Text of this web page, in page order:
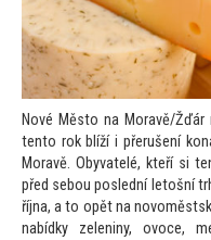
Nové Město na Moravě/Žďár
tento rok blíží i přerušení
Moravě. Obyvatelé, kteří si
před sebou poslední letošní
října, ato opět na
nabídky zeleniny, ovoce,